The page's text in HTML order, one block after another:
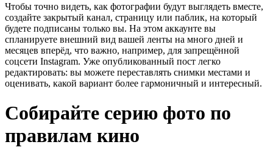
Чтобы точно видеть, как фотографии будут выглядеть вместе,
создайте закрытый канал, страницу или паблик, на который
будете подписаны только вы. На этом аккаунте вы
спланируете внешний вид вашей ленты на много дней и
месяцев вперёд, что важно, например, для запрещённой
соцсети Instagram. Уже опубликованный пост легко
редактировать: вы можете переставлять снимки местами и
оценивать, какой вариант более гармоничный и интересный.
Собирайте серию фото по
правилам кино